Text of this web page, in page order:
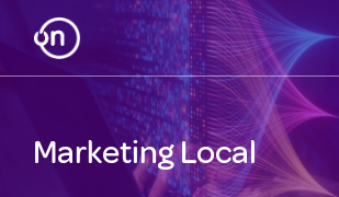
Marketing Local